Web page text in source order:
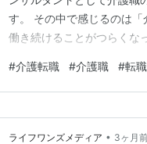
す。 その中で感じるのは
働き続けることがつらくな
ほしいことがあります。 ま
やってほしいのが原因の整
#介護転職 #介護職 #転職
ライフワンズメディア • 3ヶ月